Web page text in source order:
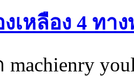
เหลือง 4 ทา
machienry